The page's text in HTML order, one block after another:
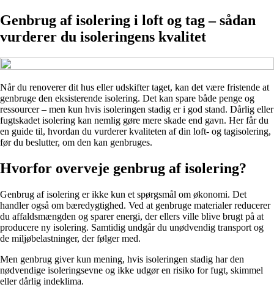
Genbrug af isolering i loft og tag – sådan
vurderer du isoleringens kvalitet
Når du renoverer dit hus eller udskifter taget, kan det være fristende at
genbruge den eksisterende isolering. Det kan spare både penge og
ressourcer – men kun hvis isoleringen stadig er i god stand. Dårlig eller
fugtskadet isolering kan nemlig gøre mere skade end gavn. Her får du
en guide til, hvordan du vurderer kvaliteten af din loft- og tagisolering,
før du beslutter, om den kan genbruges.
Hvorfor overveje genbrug af isolering?
Genbrug af isolering er ikke kun et spørgsmål om økonomi. Det
handler også om bæredygtighed. Ved at genbruge materialer reducerer
du affaldsmængden og sparer energi, der ellers ville blive brugt på at
producere ny isolering. Samtidig undgår du unødvendig transport og
de miljøbelastninger, der følger med.
Men genbrug giver kun mening, hvis isoleringen stadig har den
nødvendige isoleringsevne og ikke udgør en risiko for fugt, skimmel
eller dårlig indeklima.